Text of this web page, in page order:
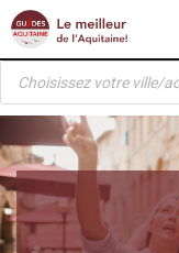
Skip
content
Recherche
produits